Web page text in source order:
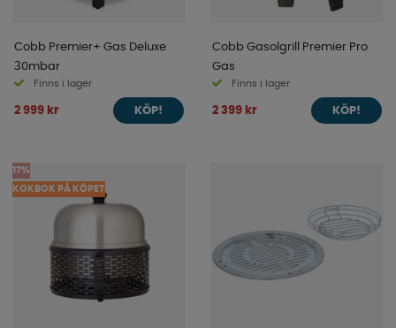
Cobb Premier+ Gas Deluxe
30mbar
Finns i lager
2 999 kr KÖP!
Cobb Gasolgrill Premier Pro
Gas
Finns i lager
2 399 kr KÖP!
17%
KOKBOK PÅ KÖPET